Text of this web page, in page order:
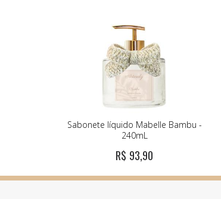
Sabonete líquido Mabelle Bambu -
240mL
R$ 93,90